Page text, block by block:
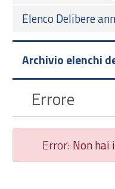
Elenco Delibere
Archivio elenchi
Errore
Error: Non hai